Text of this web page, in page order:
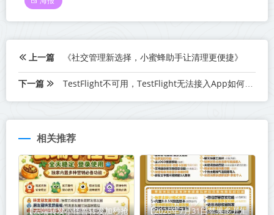
上一篇 《社交管理新选择，小蜜蜂助手让清理更便捷》
下一篇 TestFlight不可用，TestFlight无法接入App如何设置
相关推荐
【云端转发小怪兽转发加秒抢
【2026年7月31日苹果多开汇